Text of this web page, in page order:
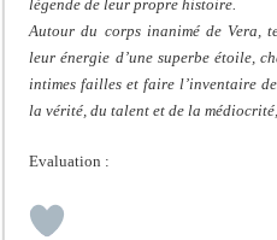
légende de leur propre histoire.
Autour du corps inanimé de Vera,
leur énergie d’une superbe étoile,
intimes failles et faire l’inventaire
la vérité, du talent et de la
Evaluation :